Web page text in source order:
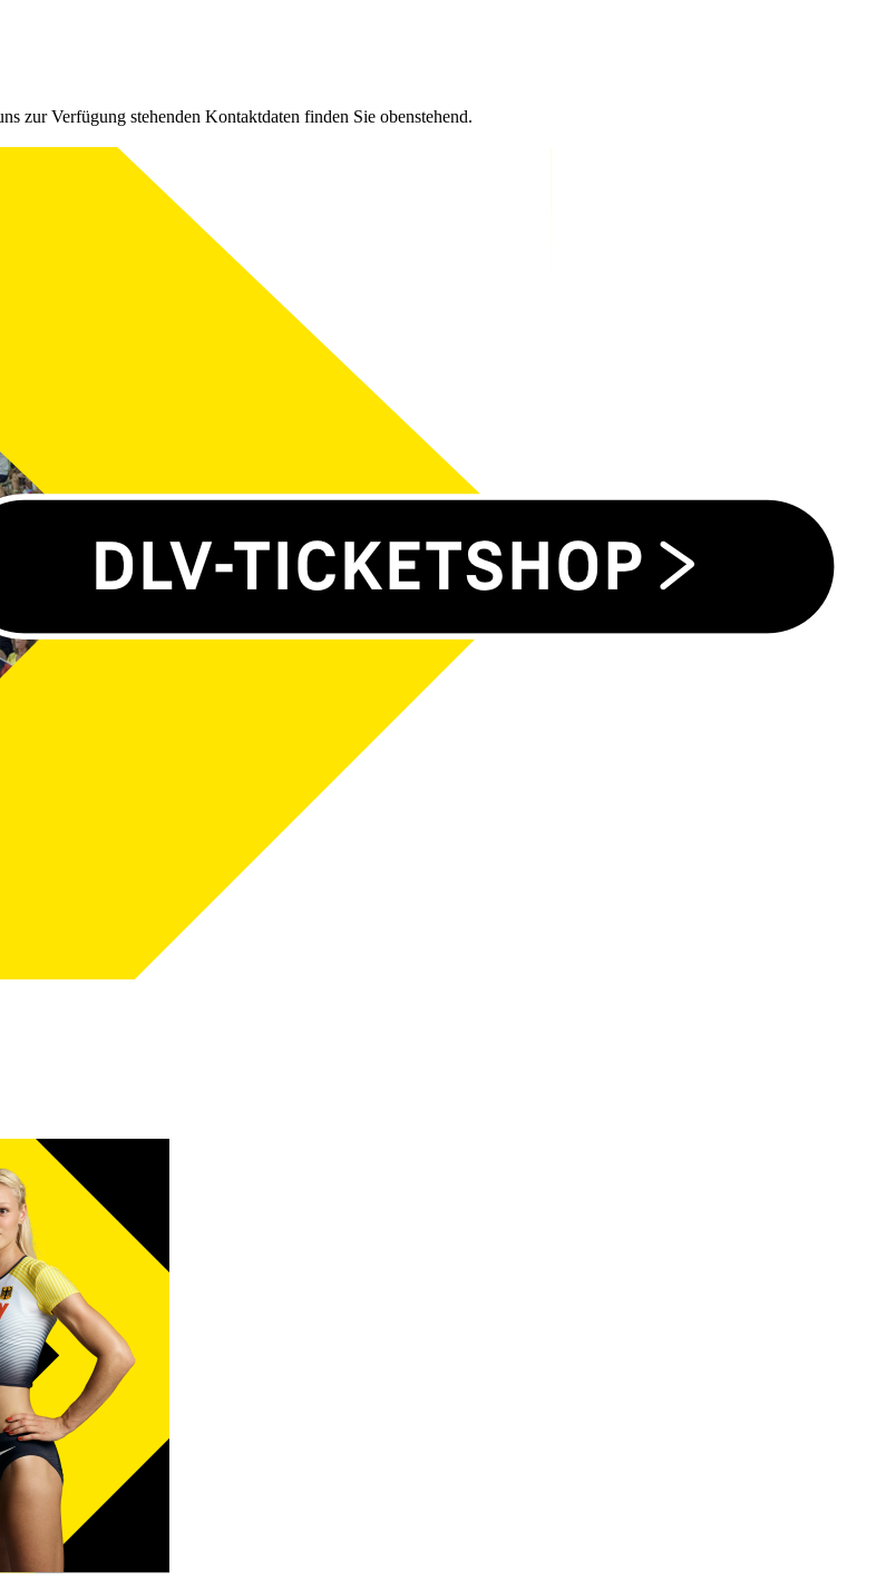
zur Verfügung stehenden Kontaktdaten finden Sie obenstehend.